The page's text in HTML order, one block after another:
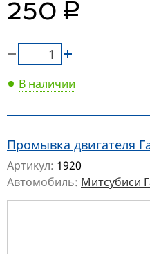
250 руб.
В наличии
Промывка двигателя
Артикул: 1920
Автомобиль: Митсубиси